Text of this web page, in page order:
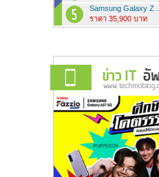
Samsung Galaxy Z ...
ราคา 35,900 บาท